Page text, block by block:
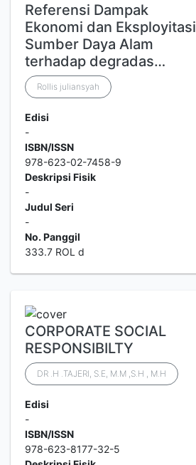
Referensi Dampak
Ekonomi dan Eksployitasi
Sumber Daya Alam
terhadap degradas…
Rollis juliansyah
Edisi
-
ISBN/ISSN
978-623-02-7458-9
Deskripsi Fisik
-
Judul Seri
-
No. Panggil
333.7 ROL d
CORPORATE SOCIAL
RESPONSIBILTY
DR .H .TAJERI, S.E, M.M ,S.H , M.H
Edisi
-
ISBN/ISSN
978-623-8177-32-5